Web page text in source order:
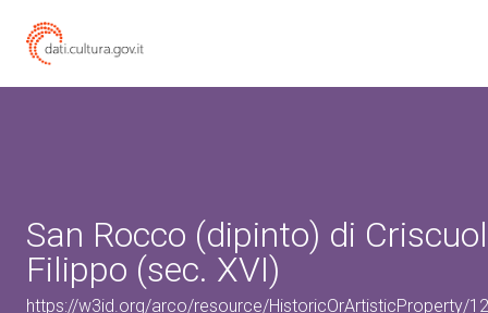
San Rocco (dipinto) di
Filippo (sec. XVI)
https://w3id.org/arco/resource/HistoricOrArtisticProperty/